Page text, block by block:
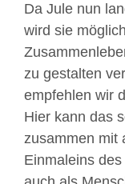
Da Jule nun
wird sie
zu gestalten
empfehlen wir
Hier kann das
zusammen mit
Einmaleins